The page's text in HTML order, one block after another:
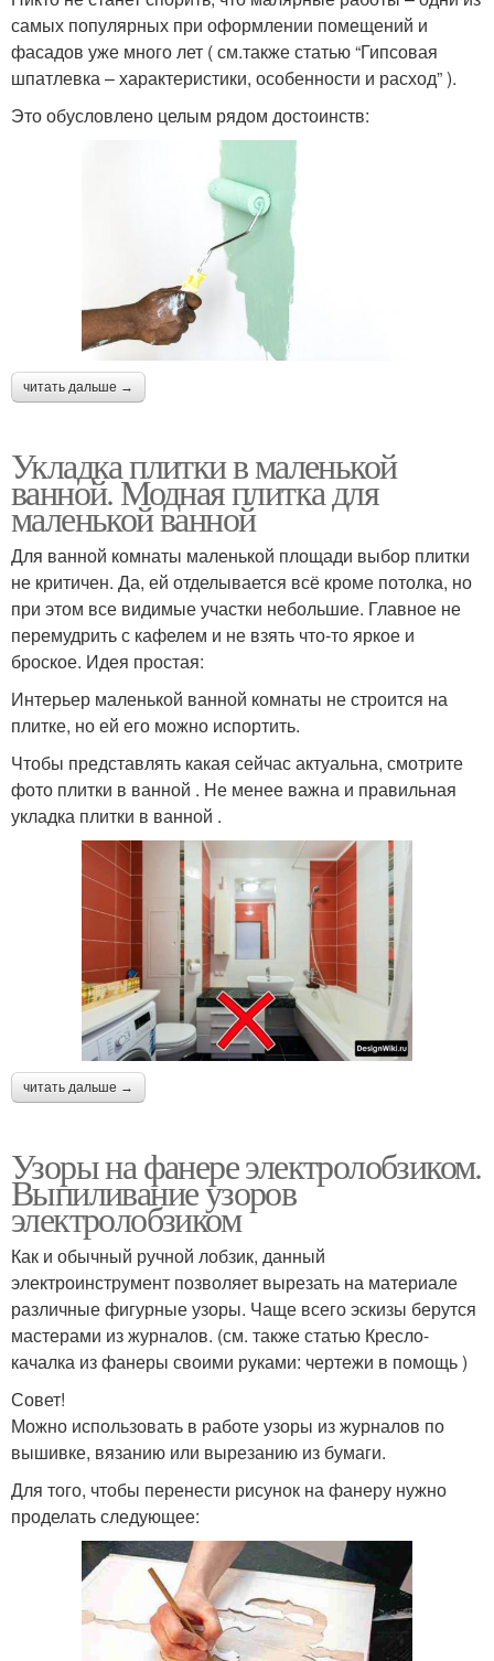
самых популярных при оформлении помещений и
фасадов уже много лет ( см.также статью “Гипсовая
шпатлевка – характеристики, особенности и расход” ).
Это обусловлено целым рядом достоинств:
читать дальше →
Укладка плитки в маленькой
ванной. Модная плитка для
маленькой ванной
Для ванной комнаты маленькой площади выбор плитки
не критичен. Да, ей отделывается всё кроме потолка, но
при этом все видимые участки небольшие. Главное не
перемудрить с кафелем и не взять что-то яркое и
броское. Идея простая:
Интерьер маленькой ванной комнаты не строится на
плитке, но ей его можно испортить.
Чтобы представлять какая сейчас актуальна, смотрите
фото плитки в ванной . Не менее важна и правильная
укладка плитки в ванной .
читать дальше →
Узоры на фанере электролобзиком.
Выпиливание узоров
электролобзиком
Как и обычный ручной лобзик, данный
электроинструмент позволяет вырезать на материале
различные фигурные узоры. Чаще всего эскизы берутся
мастерами из журналов. (см. также статью Кресло-
качалка из фанеры своими руками: чертежи в помощь )
Совет!
Можно использовать в работе узоры из журналов по
вышивке, вязанию или вырезанию из бумаги.
Для того, чтобы перенести рисунок на фанеру нужно
проделать следующее: